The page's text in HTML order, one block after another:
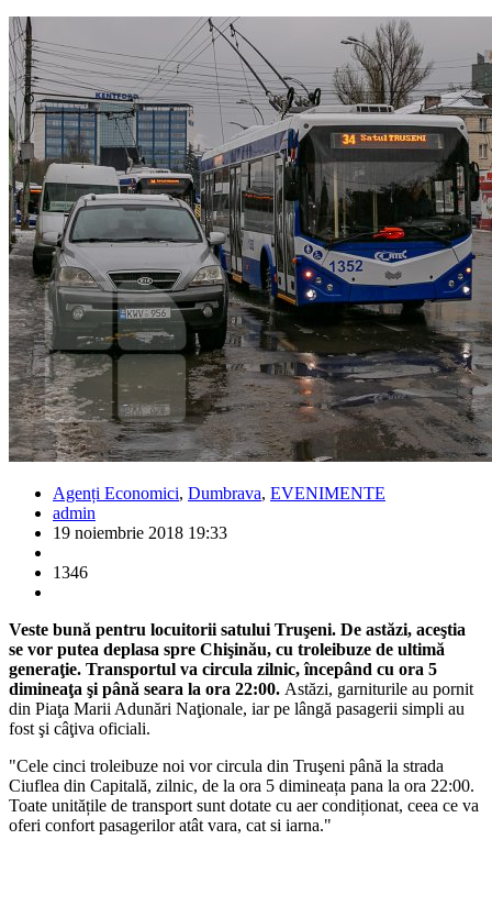
Agenți Economici, Dumbrava, EVENIMENTE
admin
19 noiembrie 2018 19:33
1346
Veste bună pentru locuitorii satului Truşeni. De astăzi, aceştia
se vor putea deplasa spre Chişinău, cu troleibuze de ultimă
generaţie. Transportul va circula zilnic, începând cu ora 5
dimineaţa şi până seara la ora 22:00. Astăzi, garniturile au pornit
din Piaţa Marii Adunări Naţionale, iar pe lângă pasagerii simpli au
fost şi câţiva oficiali.
"Cele cinci troleibuze noi vor circula din Truşeni până la strada
Ciuflea din Capitală, zilnic, de la ora 5 dimineața pana la ora 22:00.
Toate unitățile de transport sunt dotate cu aer condiționat, ceea ce va
oferi confort pasagerilor atât vara, cat si iarna."